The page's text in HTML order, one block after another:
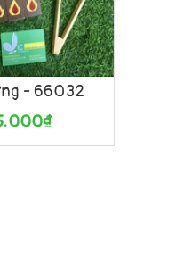
- 66032
Xem nhanh